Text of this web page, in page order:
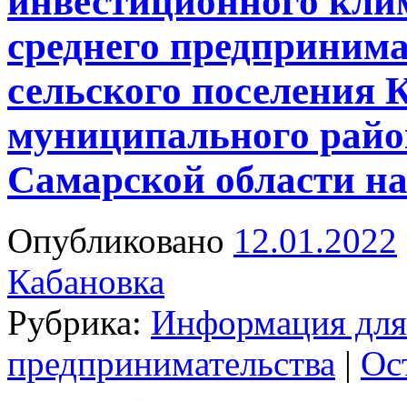
среднего
сельского поселения
муниципального
Самарской области
Опубликовано 12.01.2022
Кабановка
Рубрика: Информация
предпринимательства |